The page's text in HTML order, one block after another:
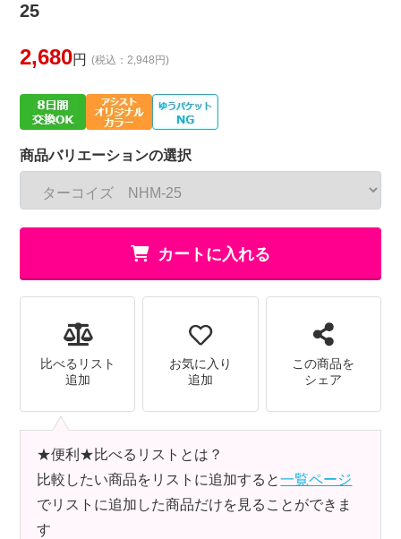
25
2,680円 (税込：2,948円)
商品バリエーションの選択
カートに入れる
比べるリスト
追加
お気に入り
追加
この商品を
シェア
★便利★比べるリストとは？
比較したい商品をリストに追加すると一覧ページ
でリストに追加した商品だけを見ることができま
す